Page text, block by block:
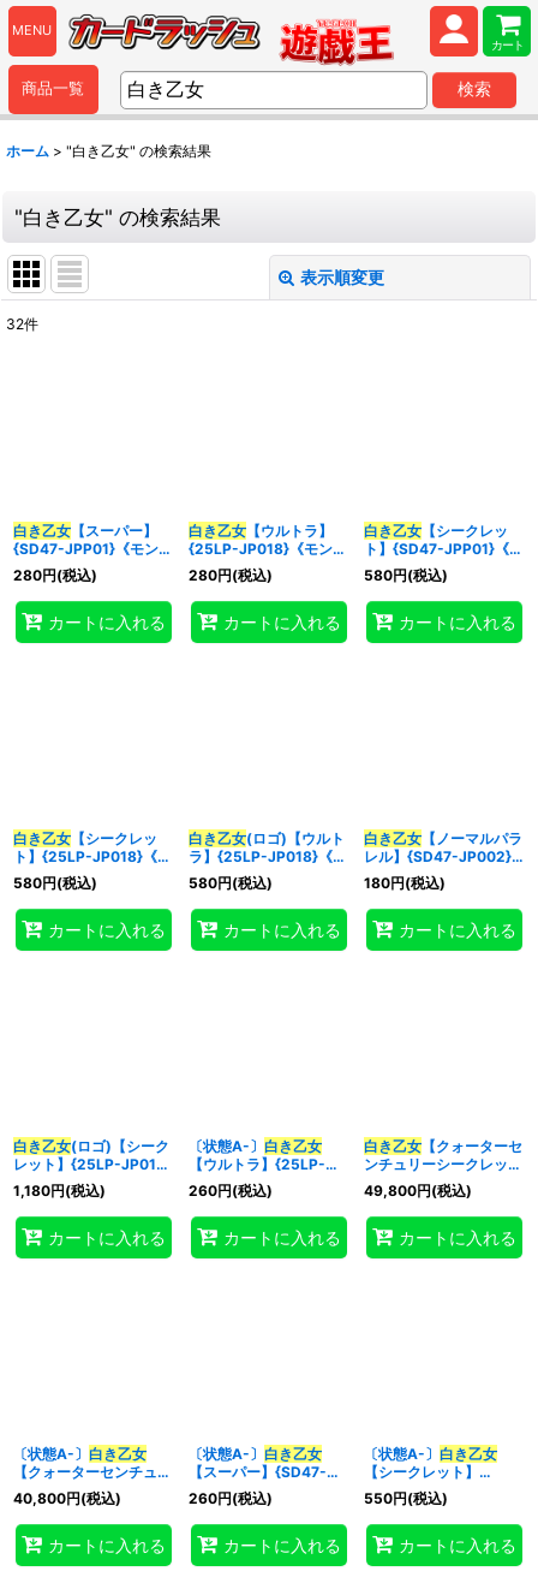
MENU
カート
商品一覧 検索
ホーム > "白き乙女" の検索結果
"白き乙女" の検索結果
表示順変更
カテゴリ:
特集:
32件
白き乙女 【スーパー】
{SD47-JPP01}《モンス
ター》
280円(税込)
カートに入れる
白き乙女【ウルトラ】
{25LP-JP018}《モンス
ター》
280円(税込)
カートに入れる
白き乙女【シークレッ
ト】{SD47-JPP01}《モ
ンスター》
580円(税込)
カートに入れる
白き乙女 【シークレッ
ト】{25LP-JP018}《モ
ンスター》
580円(税込)
カートに入れる
白き乙女(ロゴ)【ウルト
ラ】{25LP-JP018}《モ
ンスター》
580円(税込)
カートに入れる
白き乙女【ノーマルパラ
レル】{SD47-JP002}
《モンスター》
180円(税込)
カートに入れる
白き乙女(ロゴ)【シーク
レット】{25LP-JP018}
《モンスター》
1,180円(税込)
カートに入れる
〔状態A-〕 白き乙女
【ウルトラ】{25LP-
JP018}《モンスター》
260円(税込)
カートに入れる
白き乙女【クォーターセ
ンチュリーシークレッ
ト】{SD47-JPP01}《モ
ンスター》
49,800円(税込)
カートに入れる
〔状態A-〕 白き乙女
【クォーターセンチュリ
ーシークレット】
{SD47-JPP01}《モンス
ター》
40,800円(税込)
カートに入れる
〔状態A-〕 白き乙女
【スーパー】{SD47-
JPP01}《モンスター》
260円(税込)
カートに入れる
〔状態A-〕 白き乙女
【シークレット】
{25LP-JP018}《モンス
ター》
550円(税込)
カートに入れる